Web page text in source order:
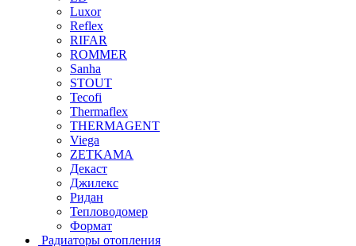
Luxor
Reflex
RIFAR
ROMMER
Sanha
STOUT
Tecofi
Thermaflex
THERMAGENT
Viega
ZETKAMA
Декаст
Джилекс
Ридан
Тепловодомер
Формат
Радиаторы отопления